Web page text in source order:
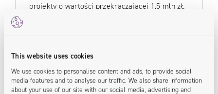
This website uses cookies
We use cookies to personalise content and ads, to provide social
media features and to analyse our traffic. We also share information
about your use of our site with our social media, advertising and
projekty o wartości przekraczającej 1,5 mln zł.